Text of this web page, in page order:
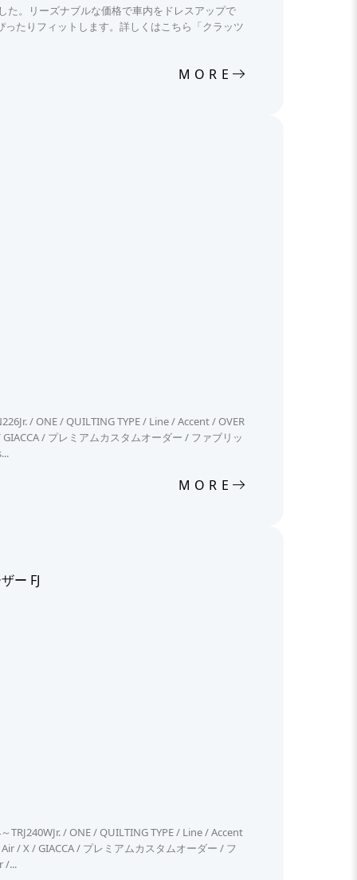
た。リーズナブルな価格で車内をドレスアップで
たりフィットします。詳しくはこちら「クラッツ
MORE
/ ONE / QUILTING TYPE / Line / Accent / OVER
/ プレミアムカスタムオーダー / ファブリッ
MORE
ー FJ
TRJ240WJr. / ONE / QUILTING TYPE / Line / Accent
/ X / GIACCA / プレミアムカスタムオーダー / フ
/...